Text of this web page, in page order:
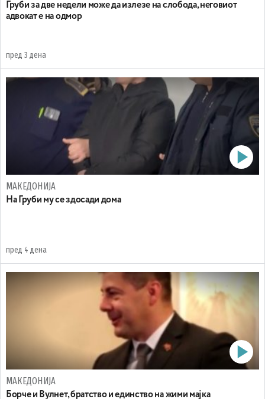
Груби за две недели може да излезе на слобода, неговиот
адвокат е на одмор
пред 3 дена
МАКЕДОНИЈА
На Груби му се здосади дома
пред 4 дена
МАКЕДОНИЈА
Борче и Вулнет, братство и единство на жими мајка